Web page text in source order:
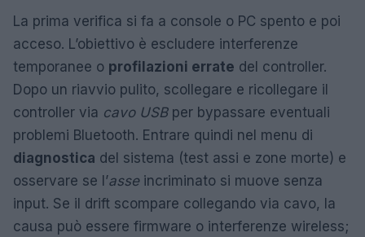
La prima verifica si fa a console o PC spento e poi
acceso. L’obiettivo è escludere interferenze
temporanee o profilazioni errate del controller.
Dopo un riavvio pulito, scollegare e ricollegare il
controller via cavo USBper bypassare eventuali
problemi Bluetooth. Entrare quindi nel menu di
diagnostica del sistema (test assi e zone morte) e
osservare se l’asseincriminato si muove senza
input. Se il drift scompare collegando via cavo, la
causa può essere firmware o interferenze wireless;